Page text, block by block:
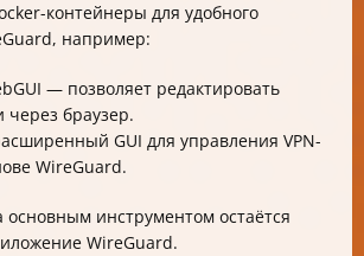
контейнеры для удобного
например:
— позволяет редактировать
через браузер.
GUI для управления VPN-
WireGuard.
основным инструментом остаётся
WireGuard.